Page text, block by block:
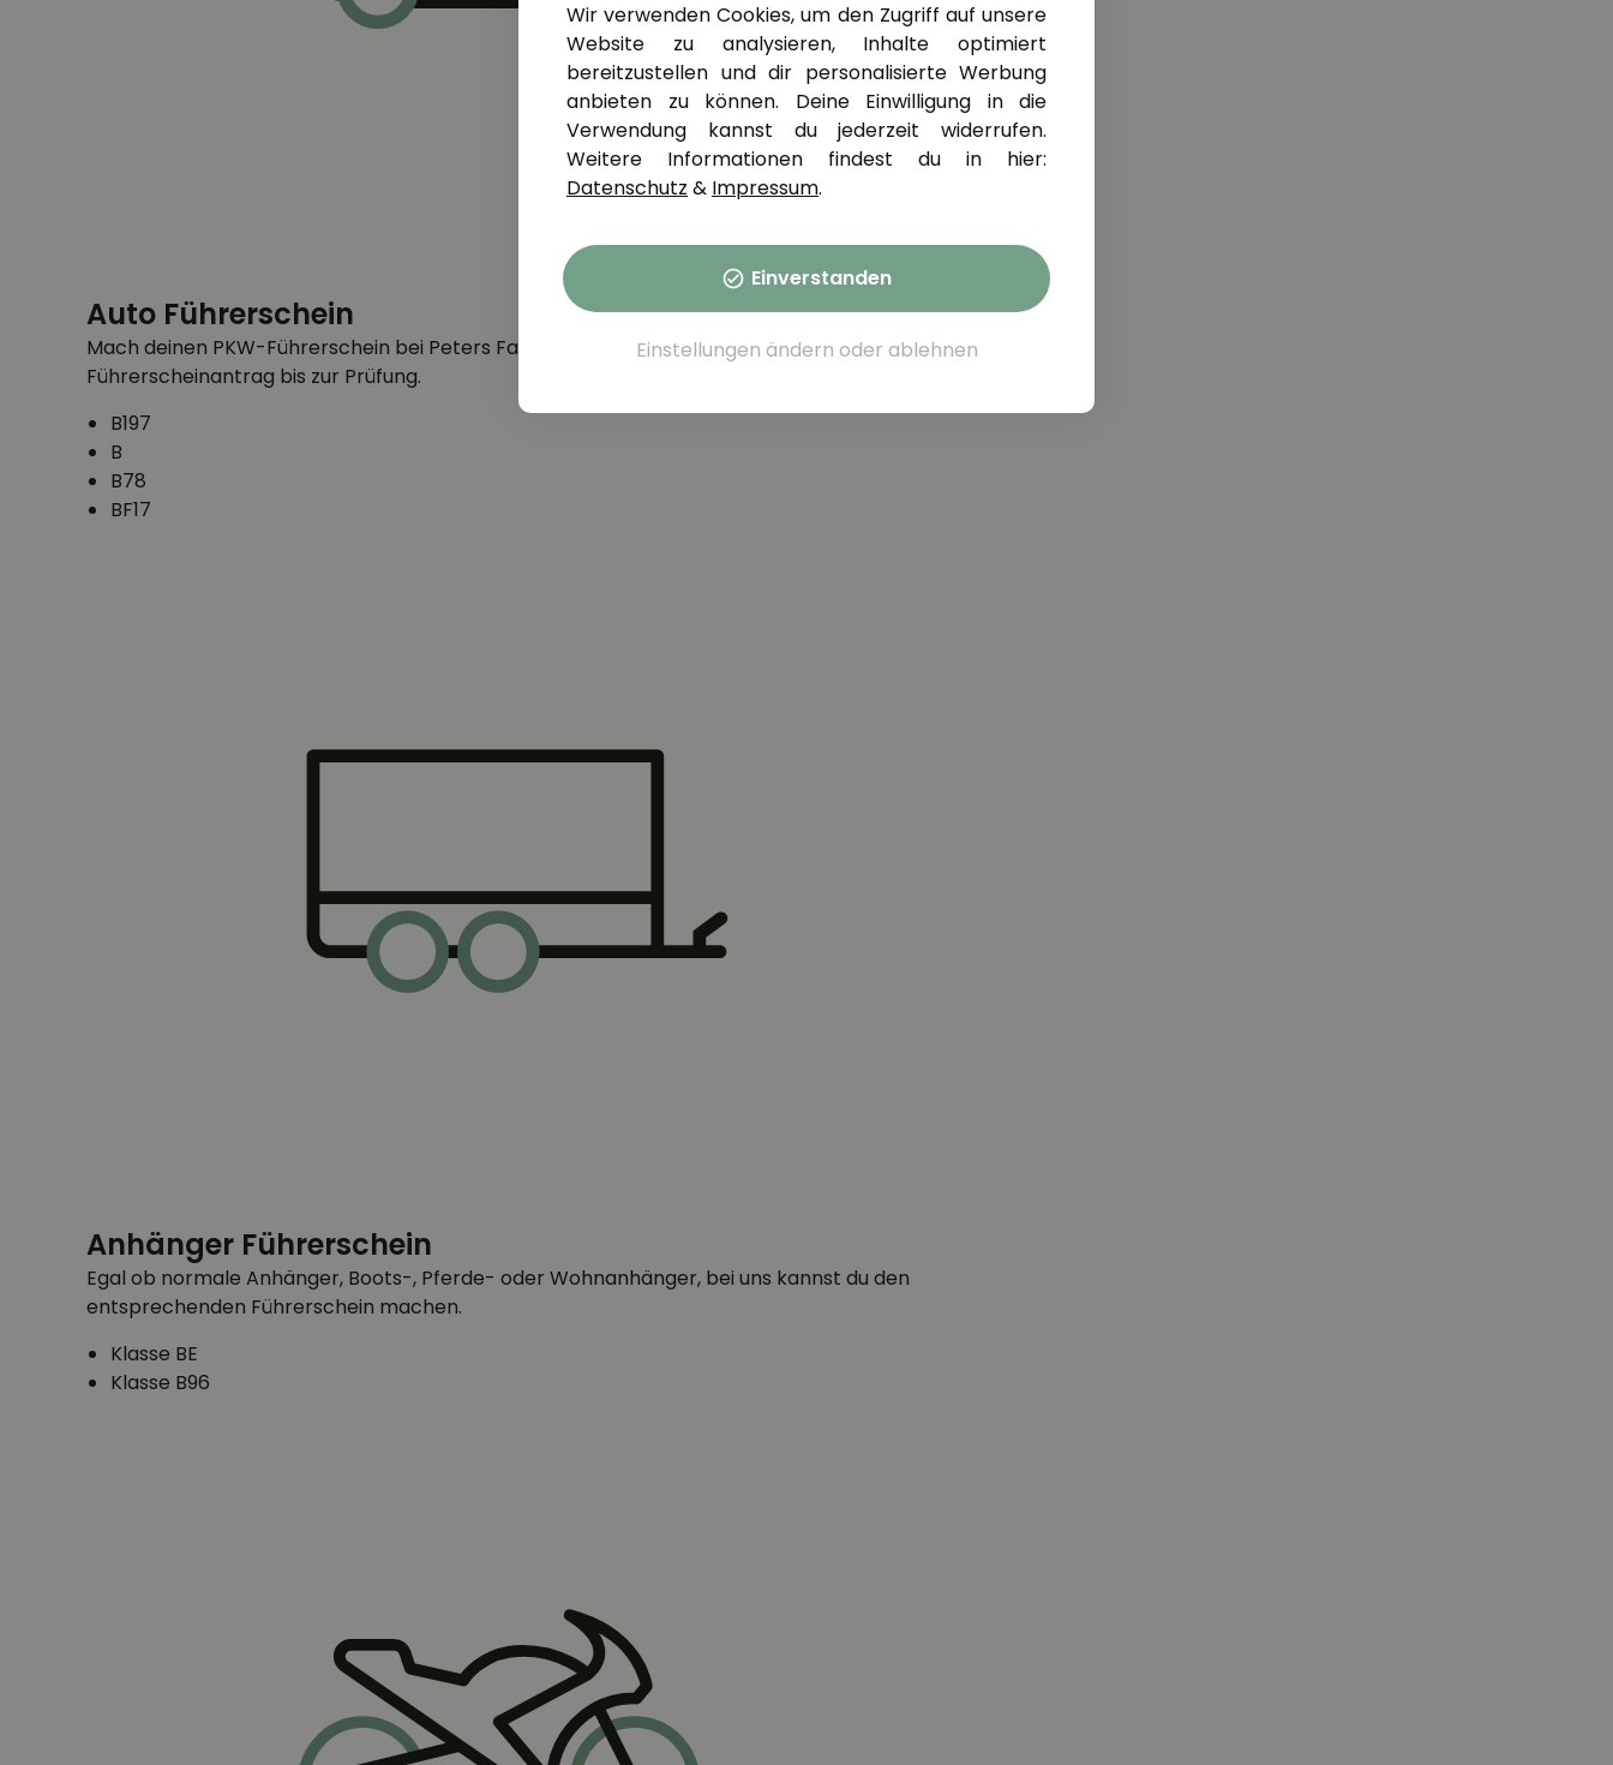
Auto Führerschein
Mach deinen PKW-Führerschein bei Peters Fahrschule. Wir begleiten vom
Führerscheinantrag bis zur Prüfung.
B197
B
B78
BF17
Anhänger Führerschein
Egal ob normale Anhänger, Boots-, Pferde- oder Wohnanhänger, bei uns kannst du den
entsprechenden Führerschein machen.
Klasse BE
Klasse B96
Wir verwenden Cookies, um den Zugriff auf unsere
Website zu analysieren, Inhalte optimiert
bereitzustellen und dir personalisierte Werbung
anbieten zu können. Deine Einwilligung in die
Verwendung kannst du jederzeit widerrufen.
Weitere Informationen findest du in hier:
Datenschutz & Impressum.
Einverstanden
Einstellungen ändern oder ablehnen